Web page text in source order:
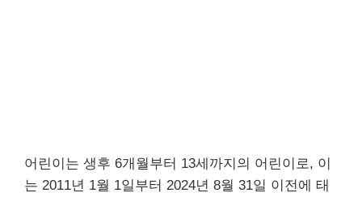
어린이는 생후 6개월부터 13세까지의 어린이로, 이
는 2011년 1월 1일부터 2024년 8월 31일 이전에 태